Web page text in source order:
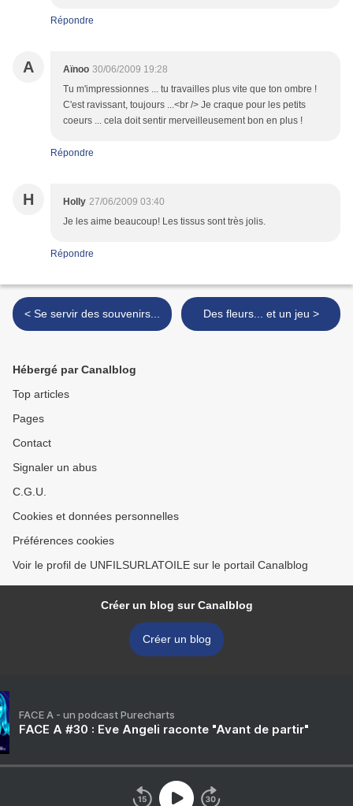
Répondre
A Aïnoo 30/06/2009 19:28
Tu m'impressionnes ... tu travailles plus vite que ton ombre !
C'est ravissant, toujours ...<br /> Je craque pour les petits
coeurs ... cela doit sentir merveilleusement bon en plus !
Répondre
H Holly 27/06/2009 03:40
Je les aime beaucoup! Les tissus sont très jolis.
Répondre
< Se servir des souvenirs... Des fleurs... et un jeu >
Hébergé par Canalblog
Top articles
Pages
Contact
Signaler un abus
C.G.U.
Cookies et données personnelles
Préférences cookies
Voir le profil de UNFILSURLATOILE sur le portail Canalblog
Créer un blog sur Canalblog
Créer un blog
FACE A - un podcast Purecharts
FACE A #30 : Eve Angeli raconte "Avant de partir"